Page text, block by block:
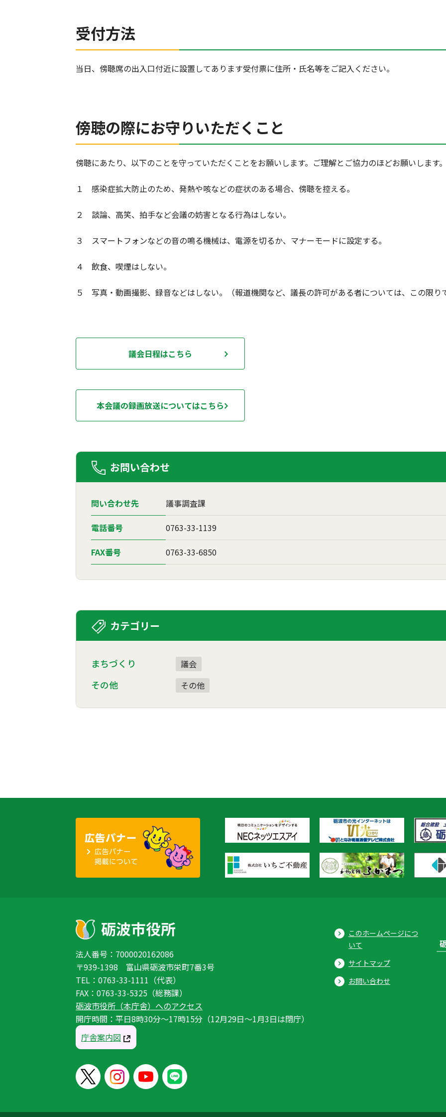
受付方法
当日、傍聴席の出入口付近に設置してあります受付票に住所・氏名等をご記入ください。
傍聴の際にお守りいただくこと
傍聴にあたり、以下のことを守っていただくことをお願いします。ご理解とご協力のほどお願いします。
１ 感染症拡大防止のため、発熱や咳などの症状のある場合、傍聴を控える。
２ 談論、高笑、拍手など会議の妨害となる行為はしない。
３ スマートフォンなどの音の鳴る機械は、電源を切るか、マナーモードに設定する。
４ 飲食、喫煙はしない。
５ 写真・動画撮影、録音などはしない。（報道機関など、議長の許可がある者については、この限り
議会日程はこちら
本会議の録画放送についてはこちら
お問い合わせ
問い合わせ先 議事調査課
電話番号 0763-33-1139
FAX番号 0763-33-6850
カテゴリー
まちづくり 議会
その他 その他
法人番号：7000020162086
〒939-1398 富山県砺波市栄町7番3号
TEL：0763-33-1111（代表）
FAX：0763-33-5325（総務課）
砺波市役所（本庁舎）へのアクセス
開庁時間：平日8時30分〜17時15分（12月29日〜1月3日は閉庁）
庁舎案内図
このホームページにつ
いて
サイトマップ
お問い合わせ